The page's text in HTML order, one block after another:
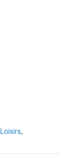
Loisirs,